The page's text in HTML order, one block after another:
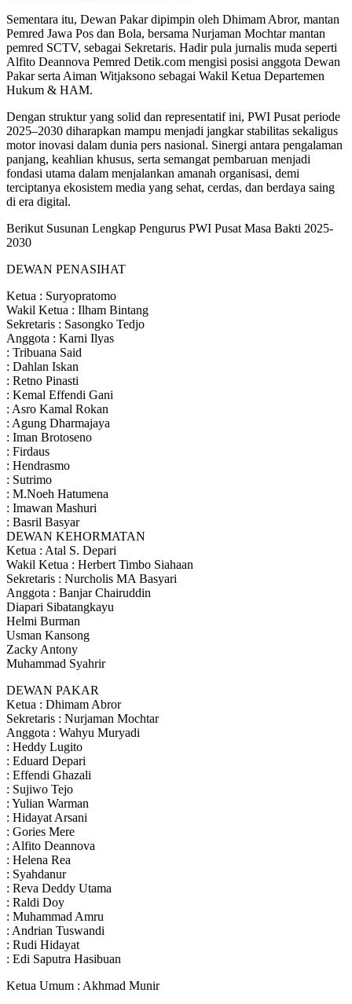
Sementara itu, Dewan Pakar dipimpin oleh Dhimam Abror, mantan
Pemred Jawa Pos dan Bola, bersama Nurjaman Mochtar mantan
pemred SCTV, sebagai Sekretaris. Hadir pula jurnalis muda seperti
Alfito Deannova Pemred Detik.com mengisi posisi anggota Dewan
Pakar serta Aiman Witjaksono sebagai Wakil Ketua Departemen
Hukum & HAM.
Dengan struktur yang solid dan representatif ini, PWI Pusat periode
2025–2030 diharapkan mampu menjadi jangkar stabilitas sekaligus
motor inovasi dalam dunia pers nasional. Sinergi antara pengalaman
panjang, keahlian khusus, serta semangat pembaruan menjadi
fondasi utama dalam menjalankan amanah organisasi, demi
terciptanya ekosistem media yang sehat, cerdas, dan berdaya saing
di era digital.
Berikut Susunan Lengkap Pengurus PWI Pusat Masa Bakti 2025-
2030
DEWAN PENASIHAT
Ketua : Suryopratomo
Wakil Ketua : Ilham Bintang
Sekretaris : Sasongko Tedjo
Anggota : Karni Ilyas
: Tribuana Said
: Dahlan Iskan
: Retno Pinasti
: Kemal Effendi Gani
: Asro Kamal Rokan
: Agung Dharmajaya
: Iman Brotoseno
: Firdaus
: Hendrasmo
: Sutrimo
: M.Noeh Hatumena
: Imawan Mashuri
: Basril Basyar
DEWAN KEHORMATAN
Ketua : Atal S. Depari
Wakil Ketua : Herbert Timbo Siahaan
Sekretaris : Nurcholis MA Basyari
Anggota : Banjar Chairuddin
Diapari Sibatangkayu
Helmi Burman
Usman Kansong
Zacky Antony
Muhammad Syahrir
DEWAN PAKAR
Ketua : Dhimam Abror
Sekretaris : Nurjaman Mochtar
Anggota : Wahyu Muryadi
: Heddy Lugito
: Eduard Depari
: Effendi Ghazali
: Sujiwo Tejo
: Yulian Warman
: Hidayat Arsani
: Gories Mere
: Alfito Deannova
: Helena Rea
: Syahdanur
: Reva Deddy Utama
: Raldi Doy
: Muhammad Amru
: Andrian Tuswandi
: Rudi Hidayat
: Edi Saputra Hasibuan
Ketua Umum : Akhmad Munir